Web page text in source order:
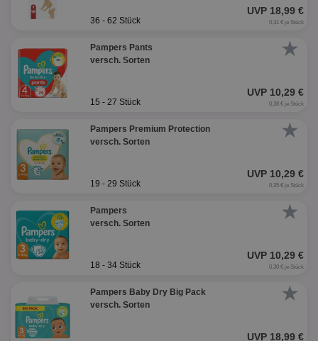
UVP 18,99 €
36 - 62 Stück 0,31 € je Stück
★
Pampers Pants
versch. Sorten
UVP 10,29 €
15 - 27 Stück 0,38 € je Stück
★
Pampers Premium Protection
versch. Sorten
UVP 10,29 €
19 - 29 Stück 0,35 € je Stück
★
Pampers
versch. Sorten
UVP 10,29 €
18 - 34 Stück 0,30 € je Stück
★
Pampers Baby Dry Big Pack
versch. Sorten
UVP 18,99 €